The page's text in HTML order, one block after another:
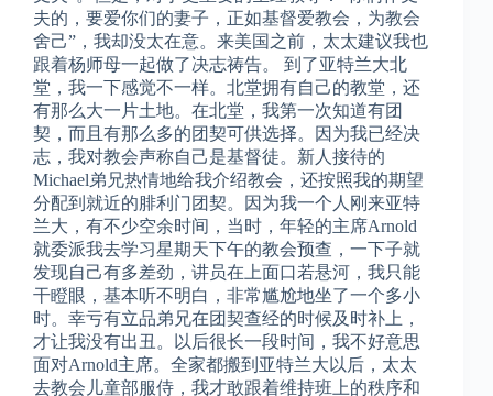
夫的，要爱你们的妻子，正如基督爱教会，为教会
舍己”，我却没太在意。来美国之前，太太建议我也
跟着杨师母一起做了决志祷告。 到了亚特兰大北
堂，我一下感觉不一样。北堂拥有自己的教堂，还
有那么大一片土地。在北堂，我第一次知道有团
契，而且有那么多的团契可供选择。因为我已经决
志，我对教会声称自己是基督徒。新人接待的
Michael弟兄热情地给我介绍教会，还按照我的期望
分配到就近的腓利门团契。因为我一个人刚来亚特
兰大，有不少空余时间，当时，年轻的主席Arnold
就委派我去学习星期天下午的教会预查，一下子就
发现自己有多差劲，讲员在上面口若悬河，我只能
干瞪眼，基本听不明白，非常尴尬地坐了一个多小
时。幸亏有立品弟兄在团契查经的时候及时补上，
才让我没有出丑。以后很长一段时间，我不好意思
面对Arnold主席。全家都搬到亚特兰大以后，太太
去教会儿童部服侍，我才敢跟着维持班上的秩序和